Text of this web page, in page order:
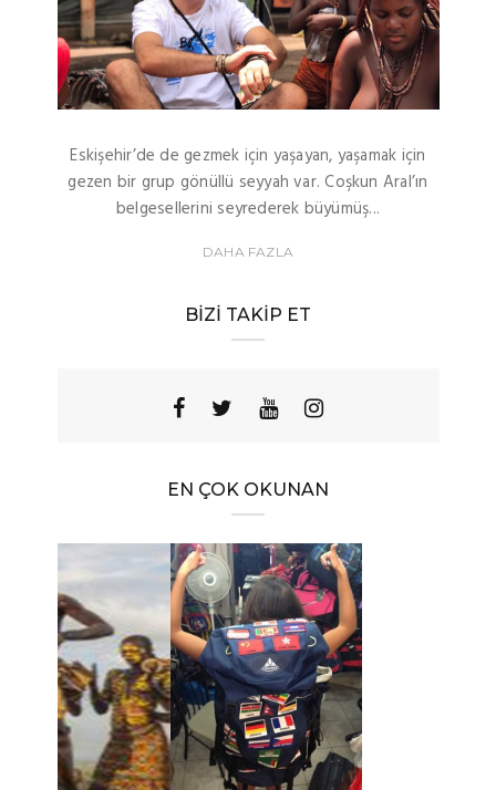
Eskişehir’de de gezmek için yaşayan, yaşamak için
gezen bir grup gönüllü seyyah var. Coşkun Aral’ın
belgesellerini seyrederek büyümüş...
DAHA FAZLA
BIZI TAKIP ET
EN ÇOK OKUNAN